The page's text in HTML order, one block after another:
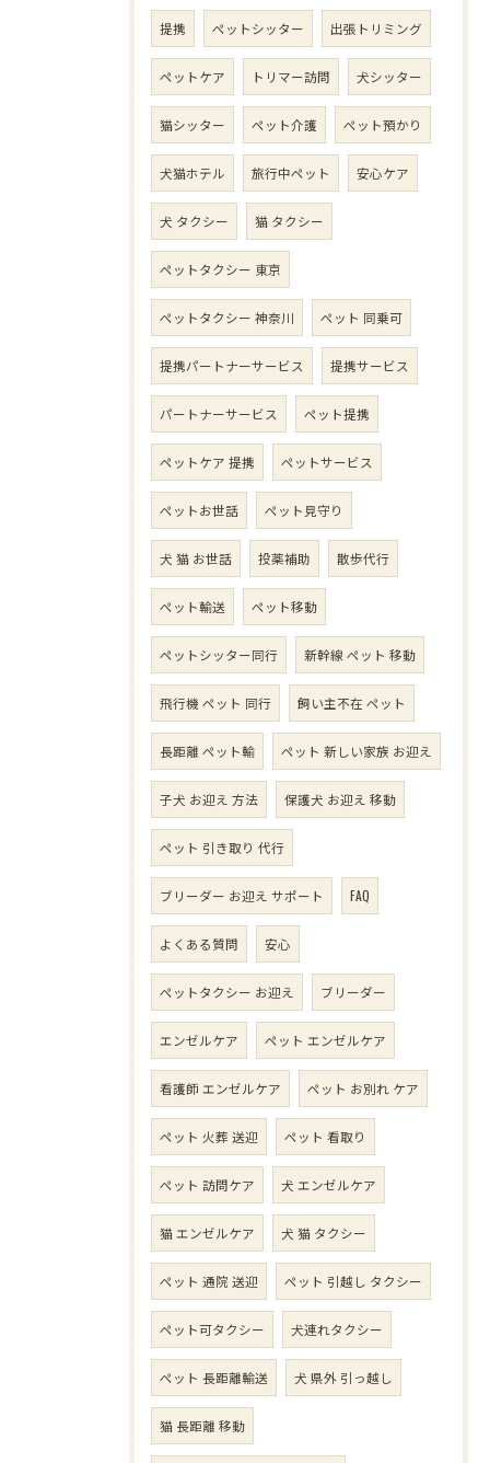
提携 ペットシッター 出張トリミング
ペットケア トリマー訪問 犬シッター
猫シッター ペット介護 ペット預かり
犬猫ホテル 旅行中ペット 安心ケア
犬 タクシー 猫 タクシー
ペットタクシー 東京
ペットタクシー 神奈川 ペット 同乗可
提携パートナーサービス 提携サービス
パートナーサービス ペット提携
ペットケア 提携 ペットサービス
ペットお世話 ペット見守り
犬 猫 お世話 投薬補助 散歩代行
ペット輸送 ペット移動
ペットシッター同行 新幹線 ペット 移動
飛行機 ペット 同行 飼い主不在 ペット
長距離 ペット輸 ペット 新しい家族 お迎え
子犬 お迎え 方法 保護犬 お迎え 移動
ペット 引き取り 代行
ブリーダー お迎え サポート FAQ
よくある質問 安心
ペットタクシー お迎え ブリーダー
エンゼルケア ペット エンゼルケア
看護師 エンゼルケア ペット お別れ ケア
ペット 火葬 送迎 ペット 看取り
ペット 訪問ケア 犬 エンゼルケア
猫 エンゼルケア 犬 猫 タクシー
ペット 通院 送迎 ペット 引越し タクシー
ペット可タクシー 犬連れタクシー
ペット 長距離輸送 犬 県外 引っ越し
猫 長距離 移動